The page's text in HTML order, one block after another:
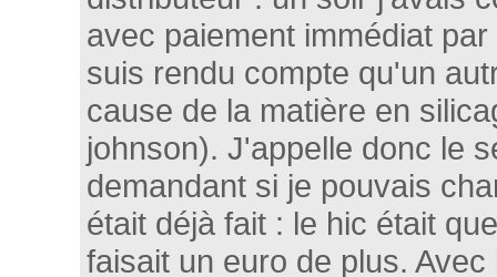
avec paiement immédiat
suis rendu compte qu'un
cause de la matière en
johnson). J'appelle donc le
demandant si je pouvais
était déjà fait : le hic était
faisait un euro de plus.